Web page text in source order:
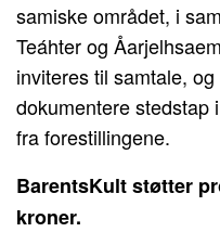
samiske området, i
Teáhter og
inviteres til samtale,
dokumentere stedstap
fra forestillingene.
BarentsKult støtter
kroner.